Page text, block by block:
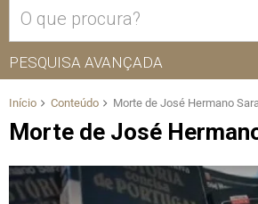
PESQUISA AVANÇADA
Início Conteúdo Morte de José Hermano
Morte de José